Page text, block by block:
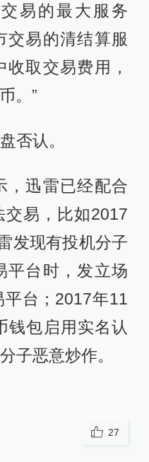
易的最大服务
交易的清结算服
取交易费用，
。”
否认。
，迅雷已经配合
易，比如2017
发现有投机分子
平台时，发立场
台；2017年11
钱包启用实名认
子恶意炒作。
27